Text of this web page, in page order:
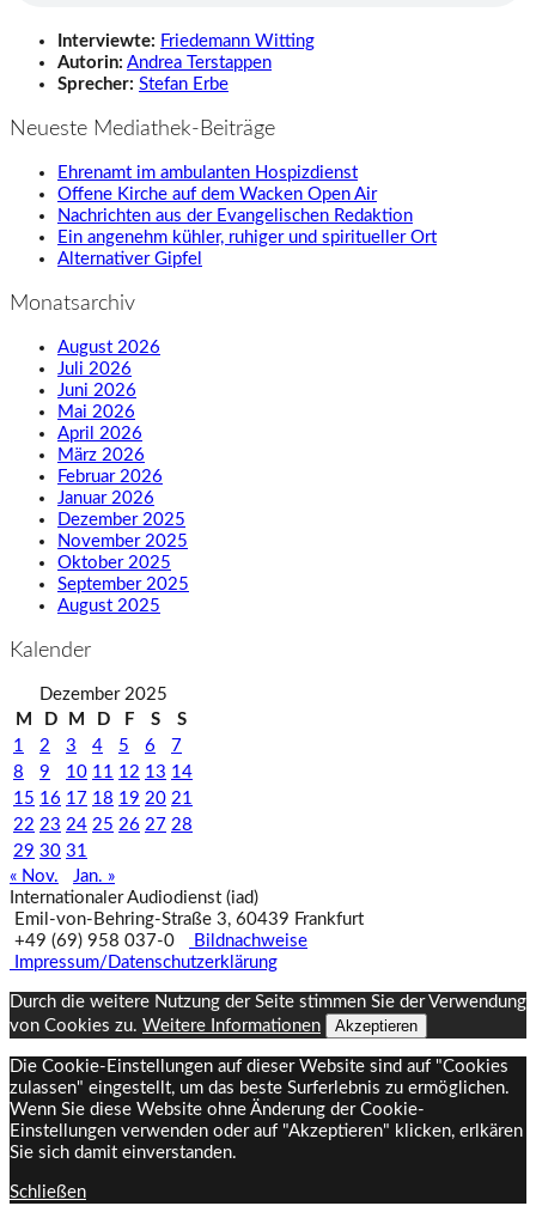
Interviewte: Friedemann Witting
Autorin: Andrea Terstappen
Sprecher: Stefan Erbe
Neueste Mediathek-Beiträge
Ehrenamt im ambulanten Hospizdienst
Offene Kirche auf dem Wacken Open Air
Nachrichten aus der Evangelischen Redaktion
Ein angenehm kühler, ruhiger und spiritueller Ort
Alternativer Gipfel
Monatsarchiv
August 2026
Juli 2026
Juni 2026
Mai 2026
April 2026
März 2026
Februar 2026
Januar 2026
Dezember 2025
November 2025
Oktober 2025
September 2025
August 2025
Kalender
Dezember 2025
M
D M D F S
S
1
2 3 4 5 6
7
8
9 10 11 12 13 14
15 16 17 18 19 20 21
22 23 24 25 26 27 28
29 30 31
« Nov.
Jan. »
Internationaler Audiodienst (iad)
Emil‑von‑Behring‑Straße 3, 60439 Frankfurt
+49 (69) 958 037‑0
Bildnachweise
Impressum/Datenschutzerklärung
Durch die weitere Nutzung der Seite stimmen Sie der Verwendung
von Cookies zu. Weitere Informationen Akzeptieren
Die Cookie-Einstellungen auf dieser Website sind auf "Cookies
zulassen" eingestellt, um das beste Surferlebnis zu ermöglichen.
Wenn Sie diese Website ohne Änderung der Cookie-
Einstellungen verwenden oder auf "Akzeptieren" klicken, erlkären
Sie sich damit einverstanden.
Schließen